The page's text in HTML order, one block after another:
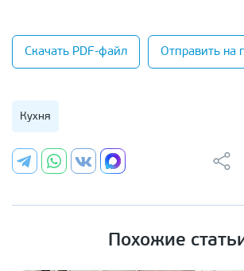
Скачать PDF-файл Отправить на
Кухня
Похожие